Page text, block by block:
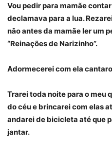
Vou pedir para mamãe
declamava para a lua.
não antes da mamãe ler um
“Reinações de Narizinho”.
Adormecerei com ela
Trarei toda noite para o meu
do céu e brincarei com elas
andarei de bicicleta até que
jantar.